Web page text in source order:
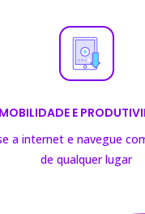
MOBILIDADE E
a internet e navegue
dequalquer lugar